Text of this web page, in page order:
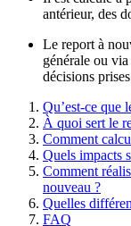
antérieur, des
Le report à
générale ou
décisions
Qu’est-ce que
À quoi sert le
Comment
Quels impacts
Comment
nouveau ?
Quelles
FAQ